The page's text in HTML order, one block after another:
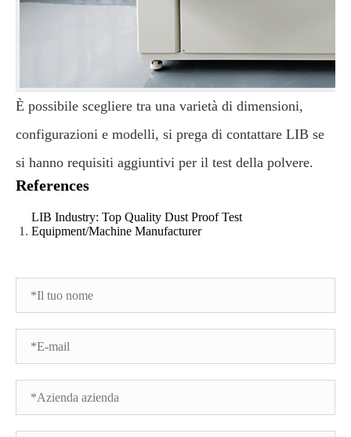
È possibile scegliere tra una varietà di dimensioni,
configurazioni e modelli, si prega di contattare LIB se
si hanno requisiti aggiuntivi per il test della polvere.
References
LIB Industry: Top Quality Dust Proof Test
Equipment/Machine Manufacturer